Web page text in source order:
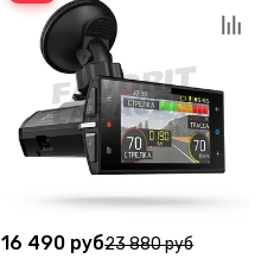
16 490 руб23 880 руб